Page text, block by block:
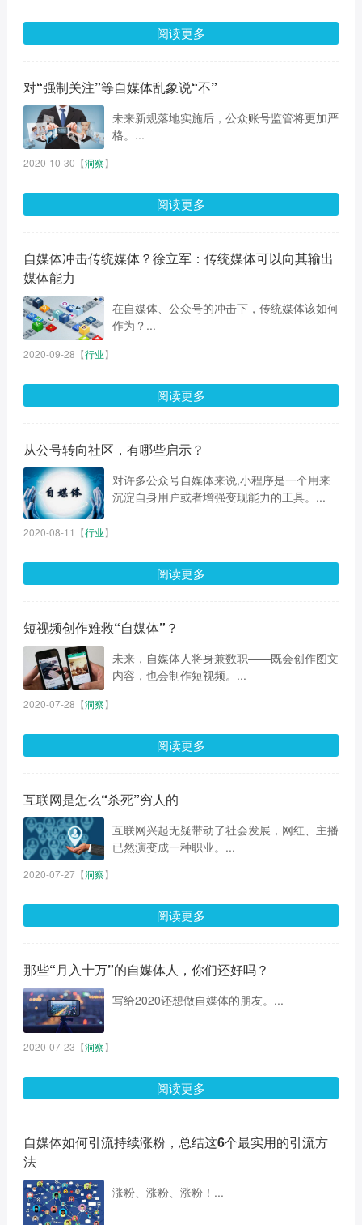
阅读更多
对“强制关注”等自媒体乱象说“不”
未来新规落地实施后，公众账号监管将更加严
格。...
2020-10-30 【洞察】
阅读更多
自媒体冲击传统媒体？徐立军：传统媒体可以向其输出
媒体能力
在自媒体、公众号的冲击下，传统媒体该如何
作为？...
2020-09-28 【行业】
阅读更多
从公号转向社区，有哪些启示？
对许多公众号自媒体来说,小程序是一个用来
沉淀自身用户或者增强变现能力的工具。...
2020-08-11 【行业】
阅读更多
短视频创作难救“自媒体”？
未来，自媒体人将身兼数职——既会创作图文
内容，也会制作短视频。...
2020-07-28 【洞察】
阅读更多
互联网是怎么“杀死”穷人的
互联网兴起无疑带动了社会发展，网红、主播
已然演变成一种职业。...
2020-07-27【洞察】
阅读更多
那些“月入十万”的自媒体人，你们还好吗？
写给2020还想做自媒体的朋友。...
2020-07-23 【洞察】
阅读更多
自媒体如何引流持续涨粉，总结这6个最实用的引流方
法
涨粉、涨粉、涨粉！...